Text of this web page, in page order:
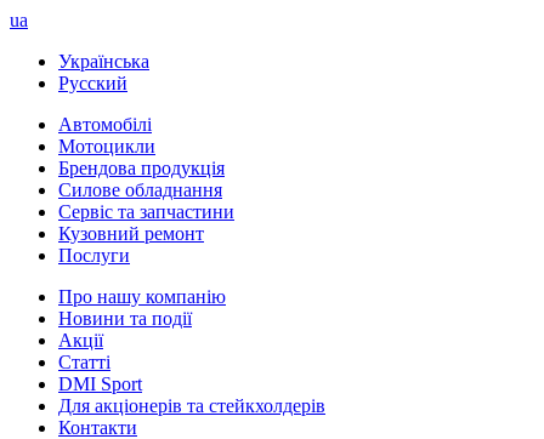
ua
Українська
Русский
Автомобілі
Мотоцикли
Брендова продукція
Силове обладнання
Сервіс та запчастини
Кузовний ремонт
Послуги
Про нашу компанію
Новини та події
Акції
Статті
DMI Sport
Для акціонерів та стейкхолдерів
Контакти